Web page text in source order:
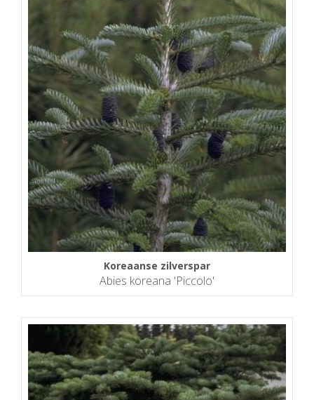
Koreaanse zilverspar
Abies koreana 'Piccolo'